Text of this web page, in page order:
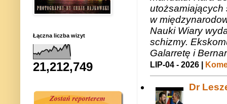
utożsamiających
w
Nauki Wiary
schizmy.
Galarretę i
LIP-04 - 2026 |
Dr
Łączna liczba wizyt
21,212,749